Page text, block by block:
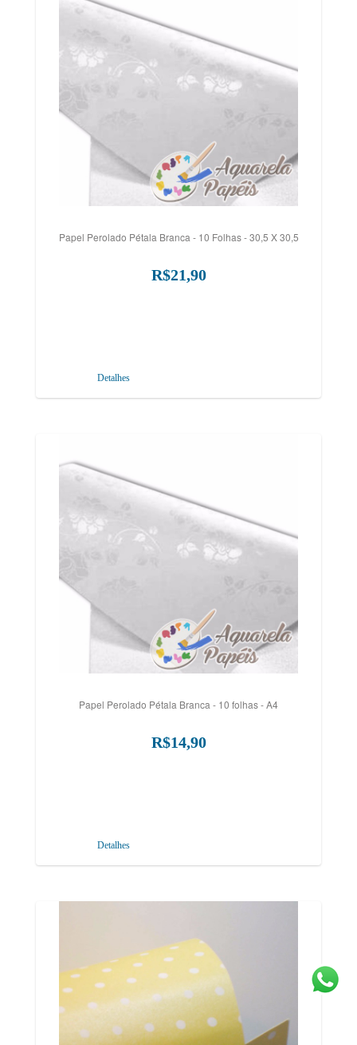
Papel Perolado Pétala Branca - 10 Folhas - 30,5 X 30,5
R$21,90
Detalhes
Papel Perolado Pétala Branca - 10 folhas - A4
R$14,90
Detalhes